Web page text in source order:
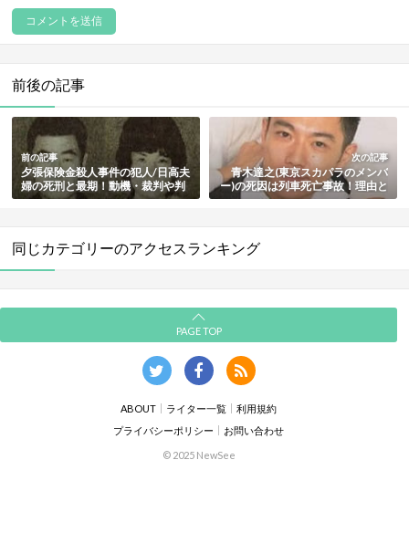
前後の記事
前の記事
夕張保険金殺人事件の犯人/日高夫
婦の死刑と最期！動機・裁判や判
決・廃墟の自宅など事件場所も総
次の記事
青木達之(東京スカパラのメンバ
ー)の死因は列車死亡事故！理由と
される生活上の悩み・娘や嫁など
同じカテゴリーのアクセスランキング
PAGE TOP
ABOUT ライター一覧
利用規約
プライバシーポリシー
お問い合わせ
© 2025 NewSee